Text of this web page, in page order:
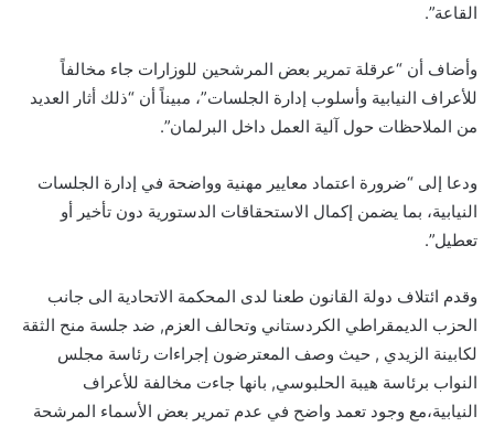
القاعة”.
وأضاف أن “عرقلة تمرير بعض المرشحين للوزارات جاء مخالفاً
للأعراف النيابية وأسلوب إدارة الجلسات”، مبيناً أن “ذلك أثار العديد
من الملاحظات حول آلية العمل داخل البرلمان”.
ودعا إلى “ضرورة اعتماد معايير مهنية وواضحة في إدارة الجلسات
النيابية، بما يضمن إكمال الاستحقاقات الدستورية دون تأخير أو
تعطيل”.
وقدم ائتلاف دولة القانون طعنا لدى المحكمة الاتحادية الى جانب
الحزب الديمقراطي الكردستاني وتحالف العزم, ضد جلسة منح الثقة
لكابينة الزيدي , حيث وصف المعترضون إجراءات رئاسة مجلس
النواب برئاسة هيبة الحلبوسي, بانها جاءت مخالفة للأعراف
النيابية،مع وجود تعمد واضح في عدم تمرير بعض الأسماء المرشحة